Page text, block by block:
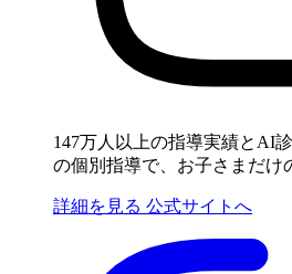
147万人以上の指導実績とAI
の個別指導で、お子さまだけ
詳細を見る 公式サイトへ